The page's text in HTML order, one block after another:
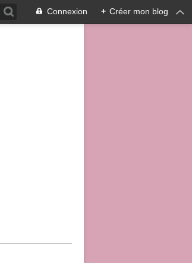
Connexion + Créer mon blog